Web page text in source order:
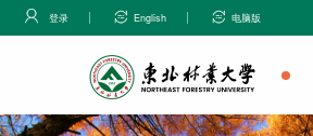
登录 English 电脑版